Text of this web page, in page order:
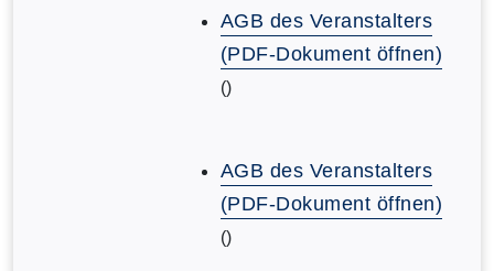
AGB des Veranstalters
(PDF-Dokument öffnen)
()
AGB des Veranstalters
(PDF-Dokument öffnen)
()